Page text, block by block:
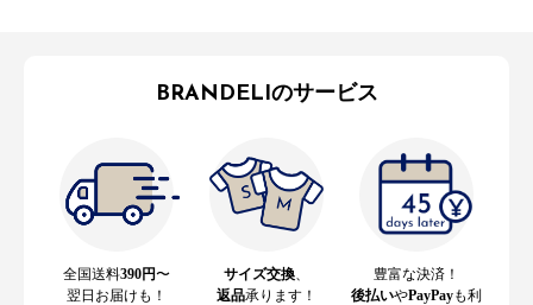
BRANDELIのサービス
全国送料390円〜
翌日お届けも！
サイズ交換
返品承ります！
豊富な決済！
後払いやPayPayも利